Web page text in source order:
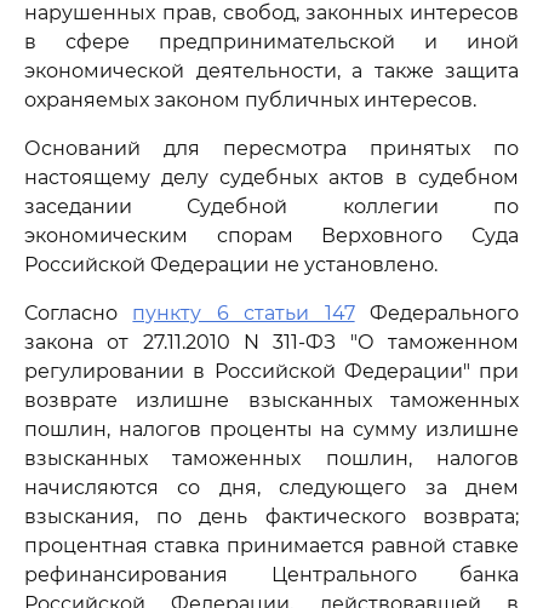
нарушенных прав, свобод, законных интересов
в сфере предпринимательской и иной
экономической деятельности, а также защита
охраняемых законом публичных интересов.
Оснований для пересмотра принятых по
настоящему делу судебных актов в судебном
заседании Судебной коллегии по
экономическим спорам Верховного Суда
Российской Федерации не установлено.
Согласно пункту 6 статьи 147Федерального
закона от 27.11.2010 N 311-ФЗ "О таможенном
регулировании в Российской Федерации" при
возврате излишне взысканных таможенных
пошлин, налогов проценты на сумму излишне
взысканных таможенных пошлин, налогов
начисляются со дня, следующего за днем
взыскания, по день фактического возврата;
процентная ставка принимается равной ставке
рефинансирования Центрального банка